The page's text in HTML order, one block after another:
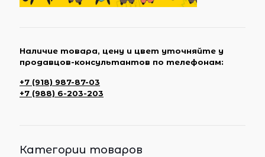
Наличие товара, цену и цвет уточняйте у
продавцов-консультантов по телефонам:
+7 (918) 987-87-03
+7 (988) 6-203-203
Категории товаров